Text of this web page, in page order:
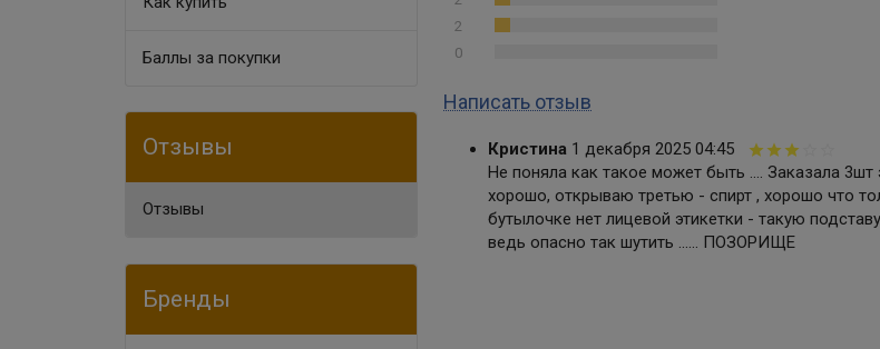
Баллы за покупки
Отзывы
Отзывы
Бренды
2
0
Написать отзыв
Кристина 1 декабря 2025 04:45
Не поняла как такое может быть .... Заказала
хорошо, открываю третью - спирт , хорошо что
бутылочке нет лицевой этикетки - такую
ведь опасно так шутить ...... ПОЗОРИЩЕ